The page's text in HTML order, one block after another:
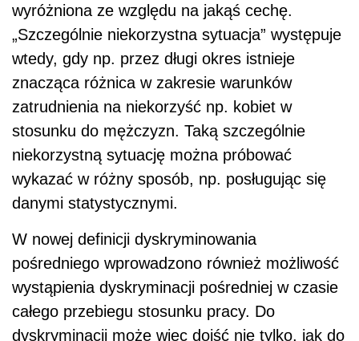
wyróżniona ze względu na jakąś cechę.
„Szczególnie niekorzystna sytuacja” występuje
wtedy, gdy np. przez długi okres istnieje
znacząca różnica w zakresie warunków
zatrudnienia na niekorzyść np. kobiet w
stosunku do mężczyzn. Taką szczególnie
niekorzystną sytuację można próbować
wykazać w różny sposób, np. posługując się
danymi statystycznymi.
W nowej definicji dyskryminowania
pośredniego wprowadzono również możliwość
wystąpienia dyskryminacji pośredniej w czasie
całego przebiegu stosunku pracy. Do
dyskryminacji może więc dojść nie tylko, jak do